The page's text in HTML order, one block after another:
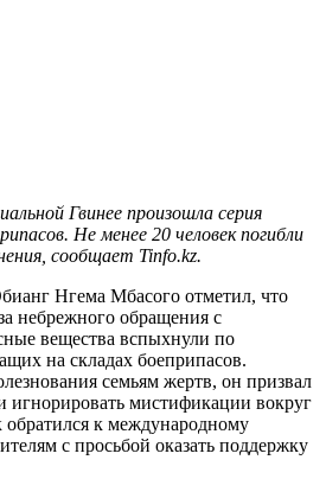
Гвинее произошла серия
Не менее 20 человек погибли
сообщает Tinfo.kz.
Нгема Мбасого отметил, что
небрежного обращения с
вещества вспыхнули по
на складах боеприпасов.
семьям жертв, он призвал
игнорировать мистификации вокруг
к международному
с просьбой оказать поддержку